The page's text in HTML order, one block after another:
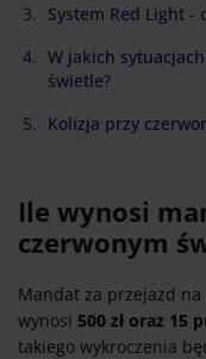
System Red Light -
W jakich
świetle?
Kolizja przy
Ile wynosi
czerwonym
Mandat za przejazd
wynosi 500 zł oraz 15
takiego wykroczenia